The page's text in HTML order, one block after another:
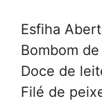
Esfiha
Bombom
Doce de
Filé de